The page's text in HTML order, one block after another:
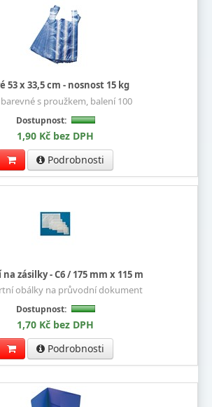
x 33,5 cm - nosnost 15 kg
s proužkem, balení 100
Dostupnost:
1,90 Kč bez DPH
Podrobnosti
zásilky - C6 / 175 mm x 115 m
obálky na průvodní dokument
Dostupnost:
1,70 Kč bez DPH
Podrobnosti